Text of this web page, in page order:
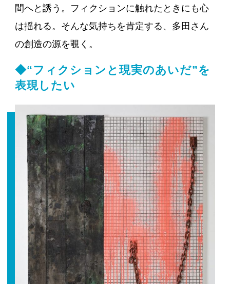
間へと誘う。フィクションに触れたときにも心
は揺れる。そんな気持ちを肯定する、多田さん
の創造の源を覗く。
◆“フィクションと現実のあいだ”を
表現したい